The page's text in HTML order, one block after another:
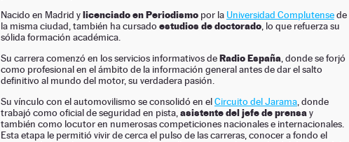
Nacido en Madrid ylicenciado en Periodismo por la Universidad Complutensede
la misma ciudad, también ha cursadoestudios de doctorado , lo que refuerza su
sólida formación académica.
Su carrera comenzó en los servicios informativos deRadio España , donde se forjó
como profesional en el ámbito de la información general antes de dar el salto
definitivo al mundo del motor, su verdadera pasión.
Su vínculo con el automovilismo se consolidó en elCircuito del Jarama , donde
trabajó como oficial de seguridad en pista, asistente del jefe de prensay
también como locutor en numerosas competiciones nacionales e internacionales.
Esta etapa le permitió vivir de cerca el pulso de las carreras, conocer a fondo el